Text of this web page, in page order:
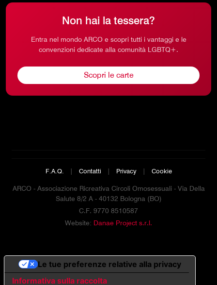
Non hai la tessera?
Entra nel mondo ARCO e scopri tutti i vantaggi e le
convenzioni dedicate alla comunità LGBTQ+.
Scopri le carte
F.A.Q. | Contatti | Privacy | Cookie
ARCO - Associazione Ricreativa Circoli Omosessuali - Via Della
Salute 8/2 A - 40132 Bologna (BO)
C.F. 9770 8510587
Website: Danae Project s.r.l.
Informativa sulla raccolta
Le tue preferenze relative alla privacy